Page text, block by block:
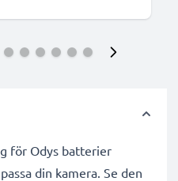
för Odys batterier
din kamera. Se den